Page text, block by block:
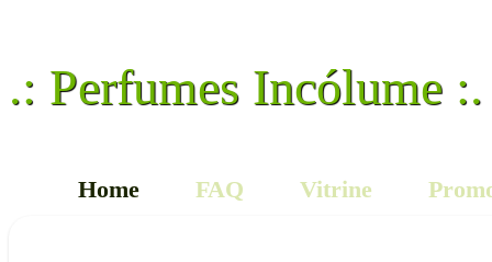
.: Perfumes Incólume :.
Home FAQ Vitrine